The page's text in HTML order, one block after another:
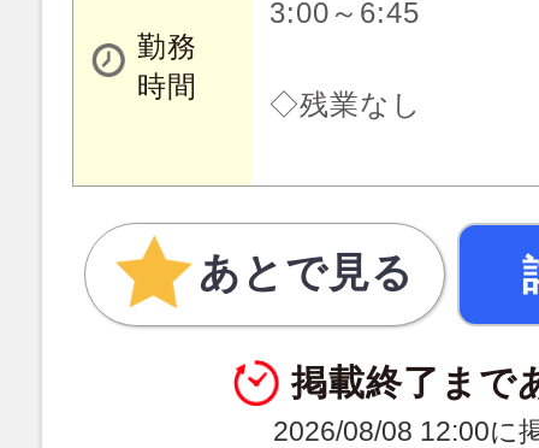
勤務
時間
3:00～6:45
◇残業なし
あとで見る
掲載終了まで
2026/08/08 12:00に